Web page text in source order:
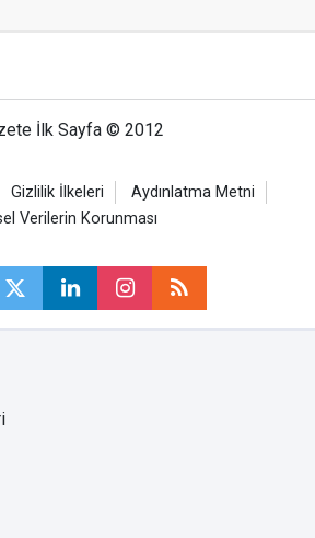
İlk Sayfa © 2012
Gizlilik İlkeleri
Aydınlatma Metni
Verilerin Korunması